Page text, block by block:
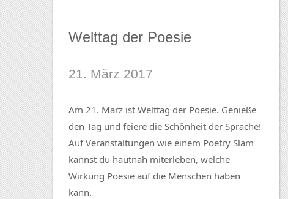
Welttag der Poesie
21. März 2017
Am 21. März ist Welttag der Poesie. Genieße
den Tag und feiere die Schönheit der Sprache!
Auf Veranstaltungen wie einem Poetry Slam
kannst du hautnah miterleben, welche
Wirkung Poesie auf die Menschen haben
kann.